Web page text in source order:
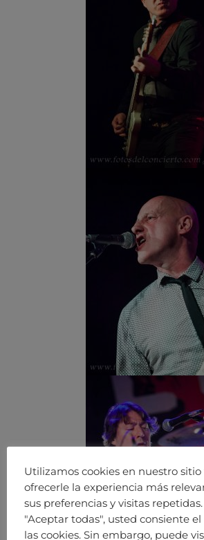
Utilizamos cookies en nuestro sitio
ofrecerle la experiencia más
sus preferencias y visitas
"Aceptar todas", usted consiente el
las cookies. Sin embargo, puede